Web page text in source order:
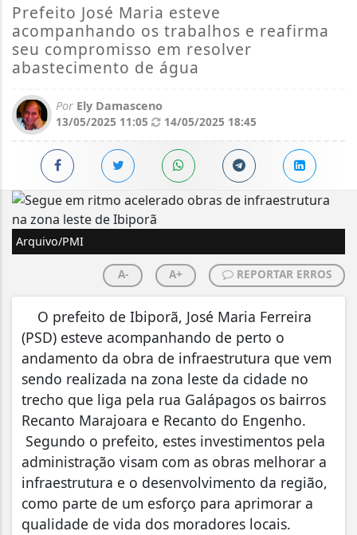
Prefeito José Maria esteve
acompanhando os trabalhos e reafirma
seu compromisso em resolver
abastecimento de água
Por Ely Damasceno
13/05/2025 11:05
14/05/2025 18:45
Arquivo/PMI
A- A+ REPORTAR ERROS
O prefeito de Ibiporã, José Maria Ferreira
(PSD) esteve acompanhando de perto o
andamento da obra de infraestrutura que vem
sendo realizada na zona leste da cidade no
trecho que liga pela rua Galápagos os bairros
Recanto Marajoara e Recanto do Engenho.
Segundo o prefeito, estes investimentos pela
administração visam com as obras melhorar a
infraestrutura e o desenvolvimento da região,
como parte de um esforço para aprimorar a
qualidade de vida dos moradores locais.